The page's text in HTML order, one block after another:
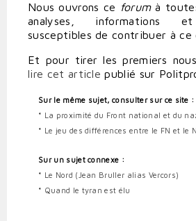
Nous ouvrons ce forumà toutes
analyses, informations
susceptibles de contribuer à ce
Et pour tirer les premiers
lire cet article publié sur
Sur le même sujet, consulter sur ce site :
* La proximité du Front national et du
* Le jeu des différences entre le FN et le
Sur un sujet connexe :
* Le Nord (Jean Bruller alias Vercors)
* Quand le tyran est élu